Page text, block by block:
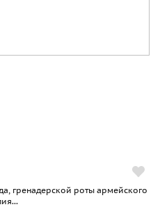
гренадерской роты армейского